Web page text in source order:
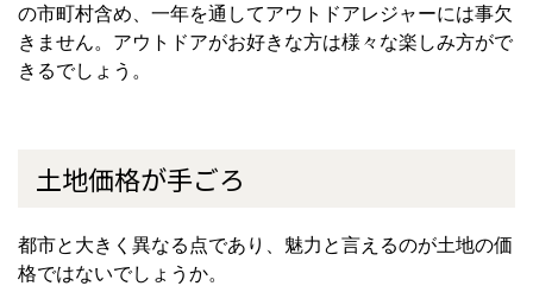
の市町村含め、一年を通してアウトドアレジャーには事欠
きません。アウトドアがお好きな方は様々な楽しみ方がで
きるでしょう。
土地価格が手ごろ
都市と大きく異なる点であり、魅力と言えるのが土地の価
格ではないでしょうか。